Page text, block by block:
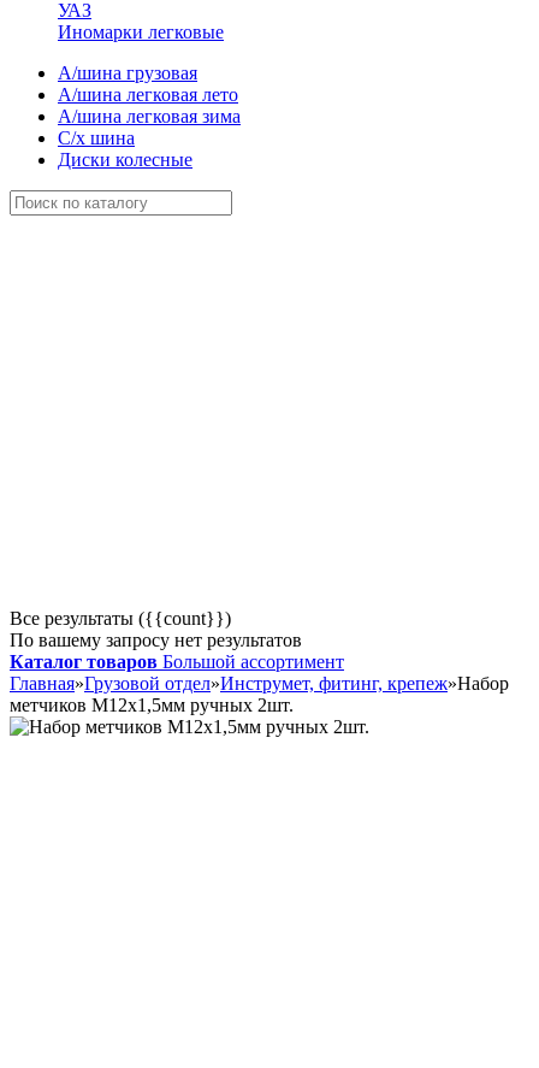
УАЗ
Иномарки легковые
А/шина грузовая
А/шина легковая лето
А/шина легковая зима
С/х шина
Диски колесные
Все результаты ({{count}})
По вашему запросу нет результатов
Каталог товаров Большой ассортимент
Главная»Грузовой отдел»Инструмет, фитинг, крепеж»Набор
метчиков М12х1,5мм ручных 2шт.